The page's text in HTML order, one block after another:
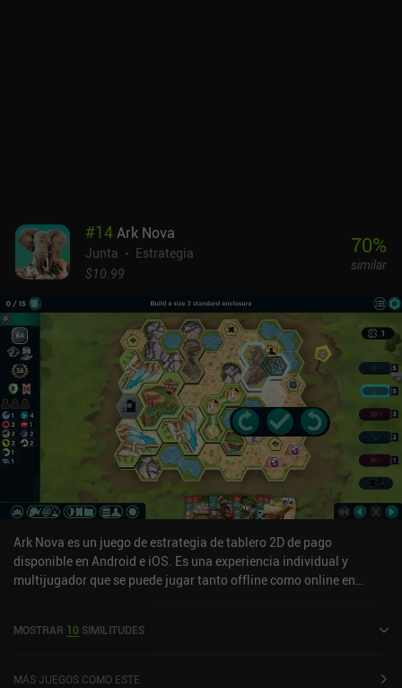
#14Ark Nova
Junta
Estrategia
$10.99
70%
similar
Ark Nova es un juego de estrategia de tablero 2D de pago
disponible en Android e iOS. Es una experiencia individual y
multijugador que se puede jugar tanto offline como online en
en la App Store de iOS.
MOSTRAR 10 SIMILITUDES
MÁS JUEGOS COMO ESTE